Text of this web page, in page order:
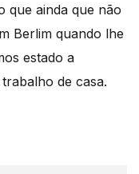
que ainda que não
Berlim quando lhe
estado a
de casa.